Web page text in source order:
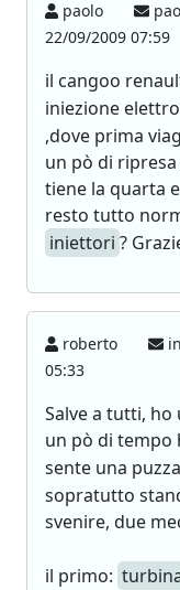
paolo
22/09/2009 07:59
il cangoo
iniezione
,dove prima
un pò di
tiene la quarta
resto tutto
iniettori ?
roberto
05:33
Salve a tutti, ho
un pò di tempo
sente una
sopratutto
svenire, due
il primo: